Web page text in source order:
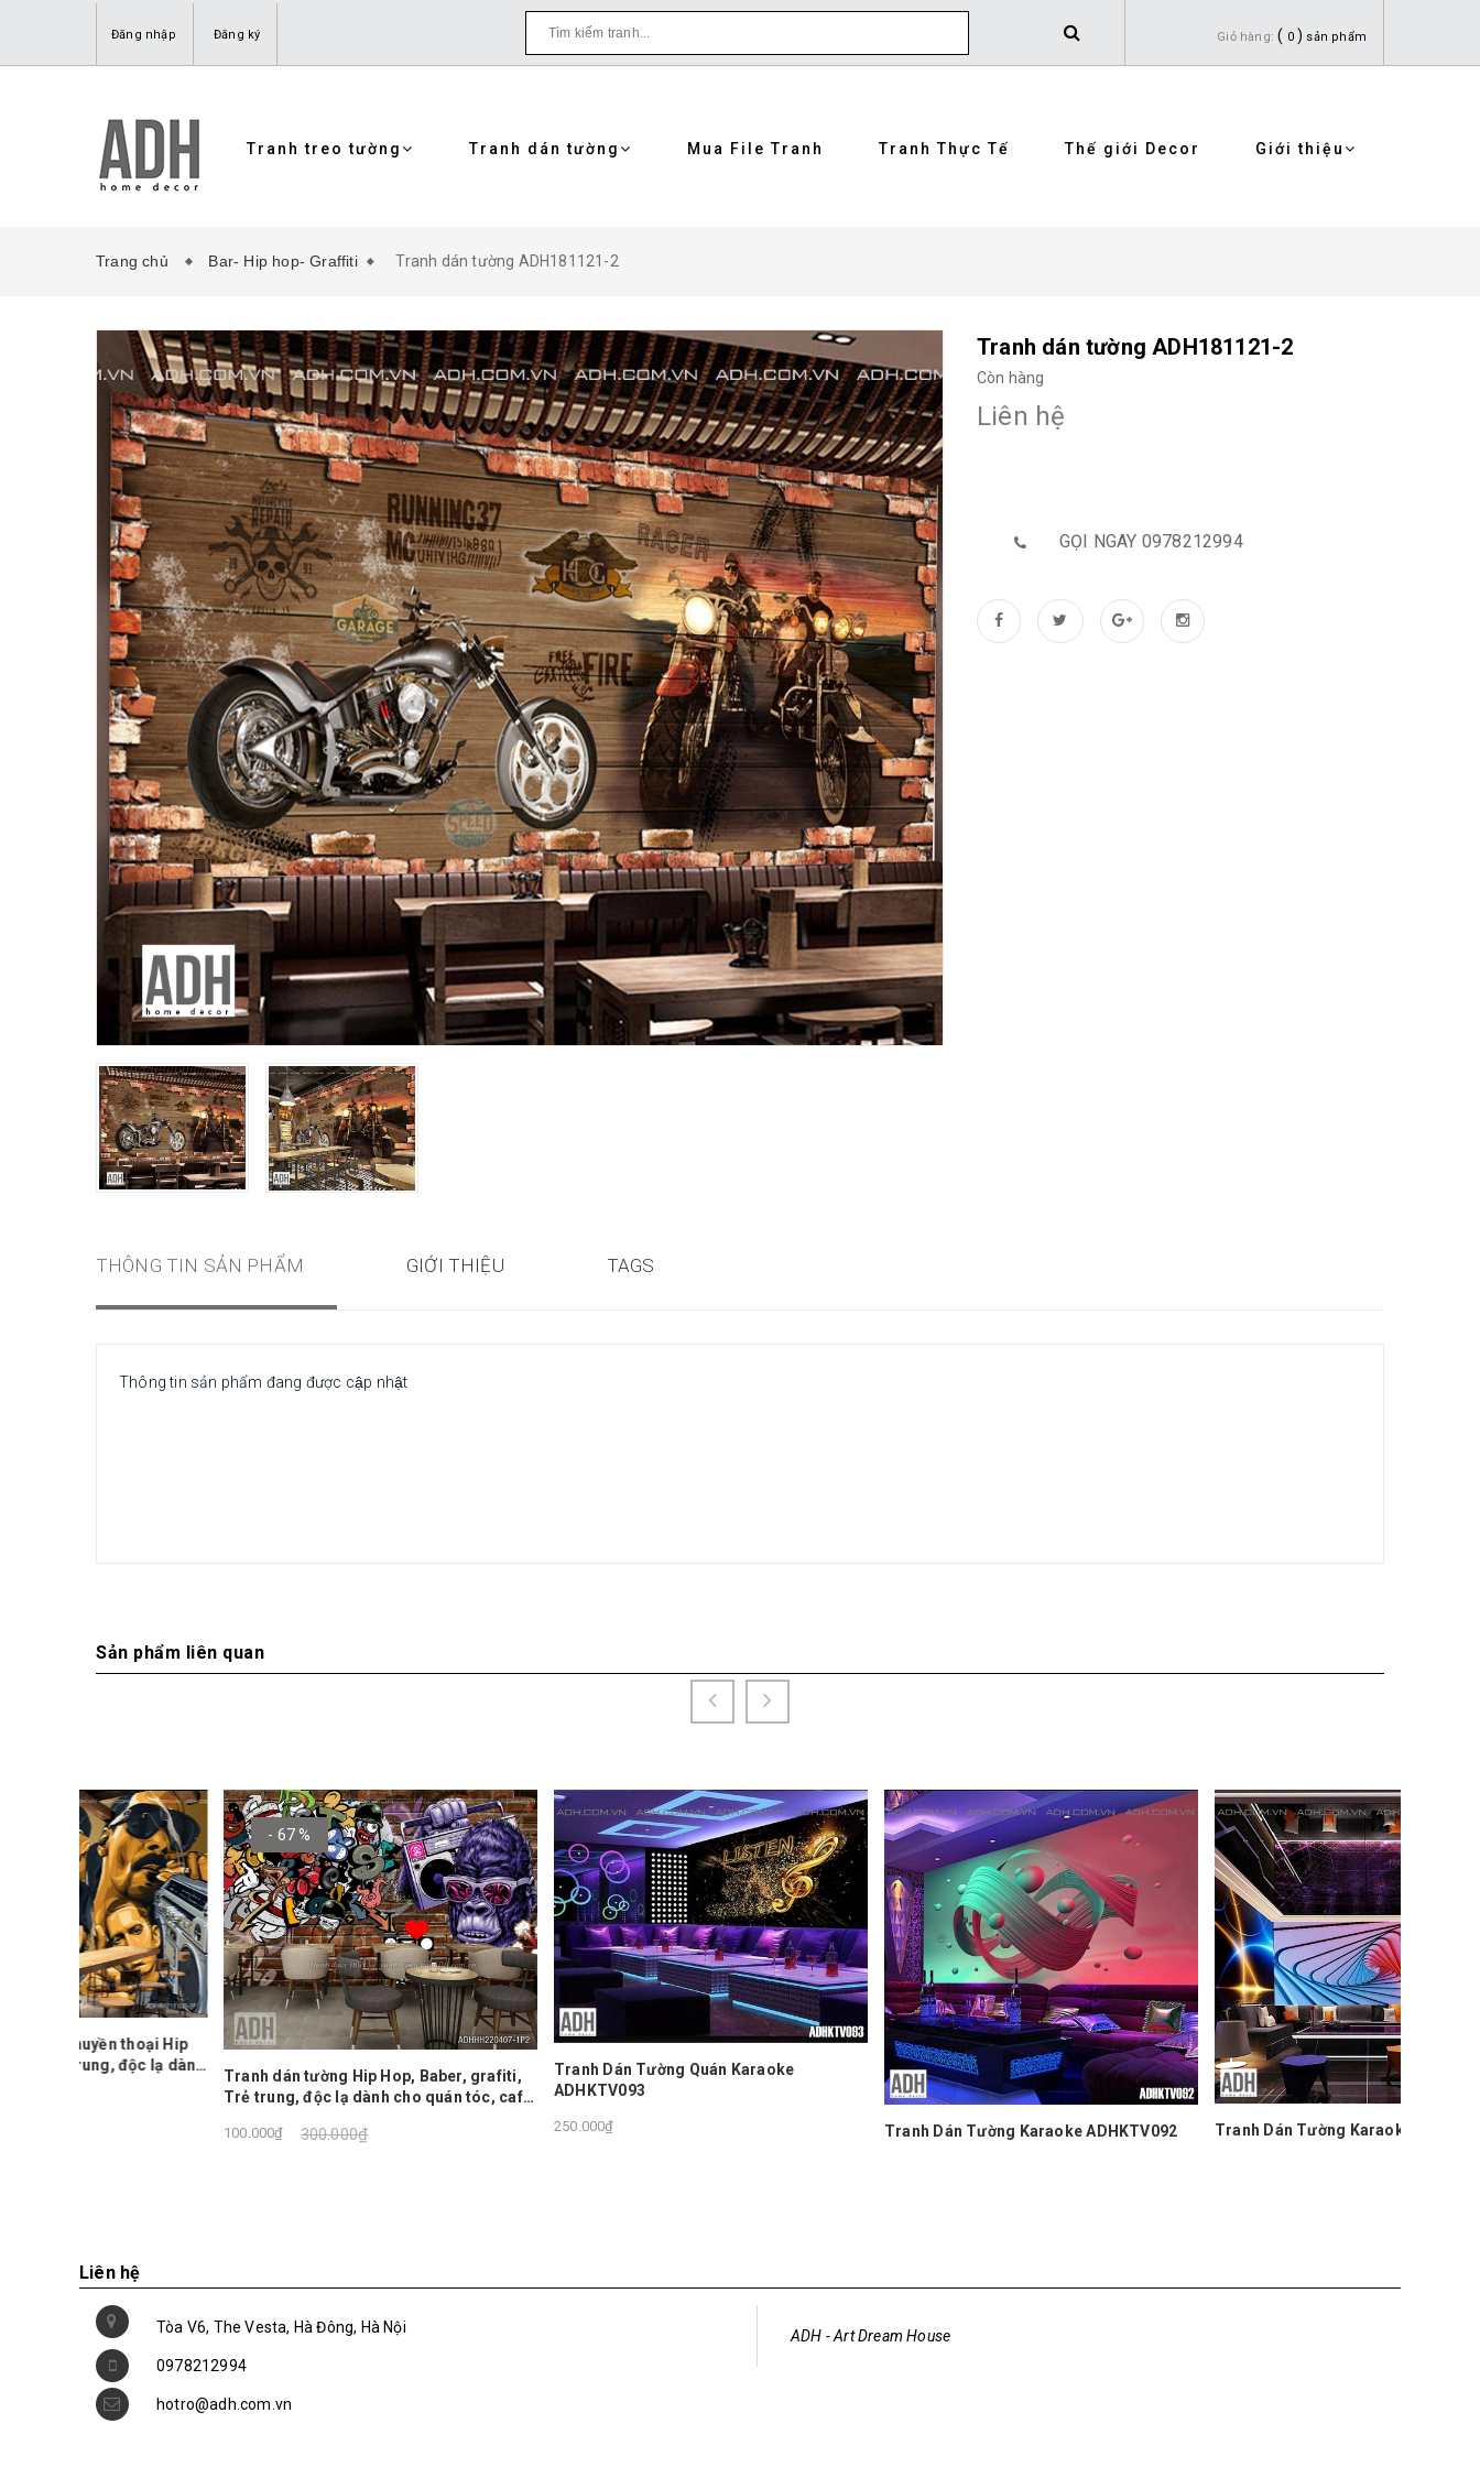
Đăng nhập Đăng ký Giỏ hàng: ( 0 ) sản phẩm
Tranh treo tường Tranh dán tường Mua File Tranh Tranh Thực Tế Thế giới Decor Giới thiệu
Trang chủ Bar- Hip hop- Graffiti Tranh dán tường ADH181121-2
Tranh dán tường ADH181121-2
Còn hàng
Liên hệ
GỌI NGAY 0978212994
THÔNG TIN SẢN PHẨM GIỚI THIỆU TAGS
Thông tin sản phẩm đang được cập nhật
Sản phẩm liên quan
- 67 %
Tranh dán tường Hip Hop, Baber, grafiti,
Trẻ trung, độc lạ dành cho quán tóc, cafe,
300.000₫
Tranh Dán Tường Quán Karaoke
ADHKTV093
Tranh Dán Tường Karaoke ADHKTV092 Tranh Dán Tường Karaoke ADHKTV091
Liên hệ
Tòa V6, The Vesta, Hà Đông, Hà Nội
hotro@adh.com.vn